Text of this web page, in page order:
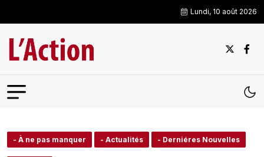
Lundi, 10 août 2026
- À ne pas manquer - Actualités - Derniéres Nouvelles